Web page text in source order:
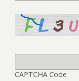
CAPTCHA Code